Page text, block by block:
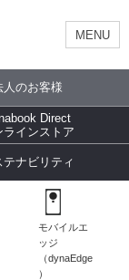
MENU
人のお客様
Direct
ラインストア
テナビリティ
モバイルエ
ッジ
（dynaEdge
）